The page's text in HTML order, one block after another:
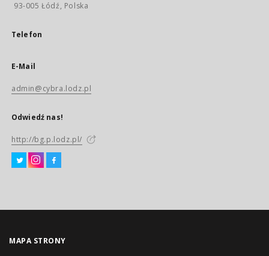
93-005 Łódź, Polska
Telefon
E-Mail
admin@cybra.lodz.pl
Odwiedź nas!
http://bg.p.lodz.pl/
MAPA STRONY